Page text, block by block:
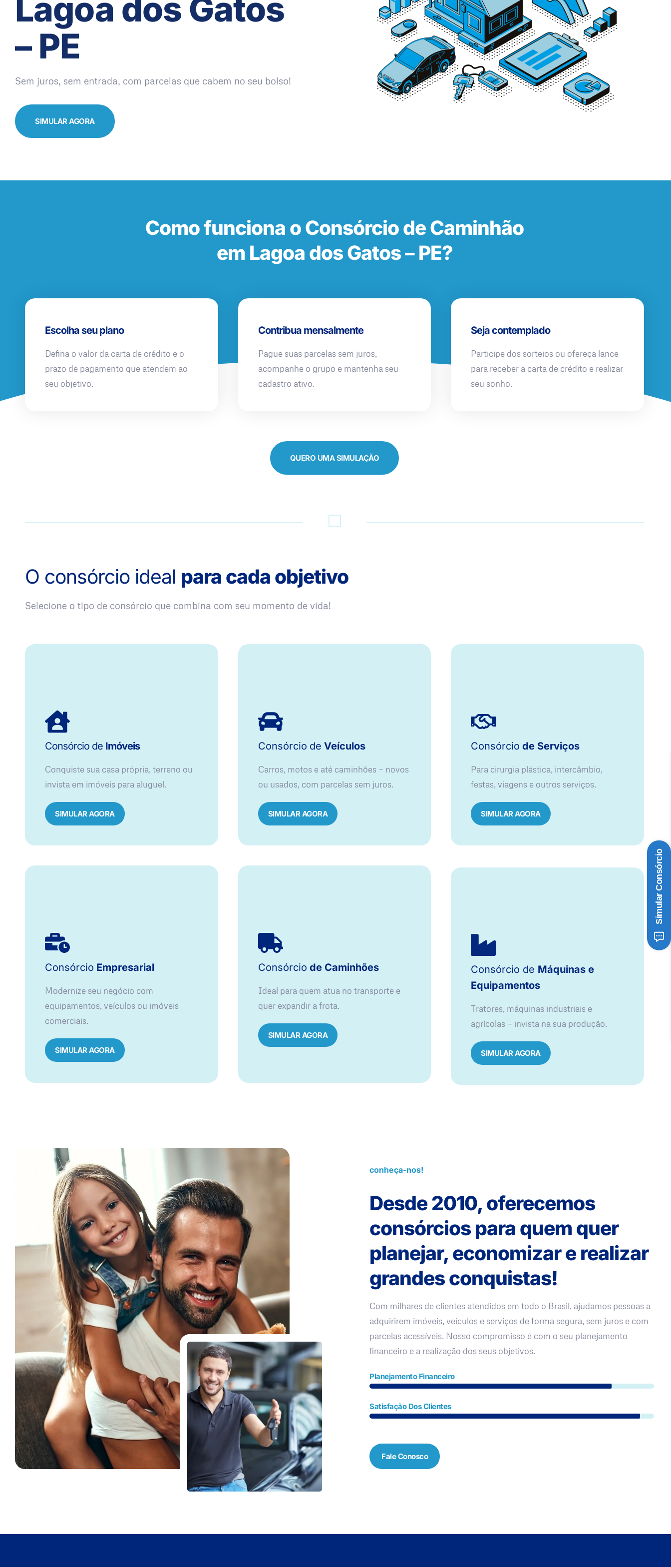
Lagoa dos Gatos
– PE
Sem juros, sem entrada, com parcelas que cabem no seu bolso!
SIMULAR AGORA
Como funciona o Consórcio de Caminhão
em Lagoa dos Gatos – PE?
Escolha seu plano
Defina o valor da carta de crédito e o
prazo de pagamento que atendem ao
seu objetivo.
Contribua mensalmente
Pague suas parcelas sem juros,
acompanhe o grupo e mantenha seu
cadastro ativo.
Seja contemplado
Participe dos sorteios ou ofereça lance
para receber a carta de crédito e realizar
seu sonho.
QUERO UMA SIMULAÇÃO
O consórcio ideal para cada objetivo
Selecione o tipo de consórcio que combina com seu momento de vida!
Consórcio de Imóveis
Conquiste sua casa própria, terreno ou
invista em imóveis para aluguel.
SIMULAR AGORA​
Consórcio de Veículos
Carros, motos e até caminhões — novos
ou usados, com parcelas sem juros.
SIMULAR AGORA
Consórcio de Serviços
Para cirurgia plástica, intercâmbio,
festas, viagens e outros serviços.
SIMULAR AGORA
Consórcio Empresarial
Modernize seu negócio com
equipamentos, veículos ou imóveis
comerciais.
SIMULAR AGORA
Consórcio de Caminhões
Ideal para quem atua no transporte e
quer expandir a frota.
SIMULAR AGORA
Consórcio de Máquinas e
Equipamentos
Tratores, máquinas industriais e
agrícolas — invista na sua produção.
SIMULAR AGORA
conheça-nos!
Desde 2010, oferecemos
consórcios para quem quer
planejar, economizar e realizar
grandes conquistas!
Com milhares de clientes atendidos em todo o Brasil, ajudamos pessoas a
adquirirem imóveis, veículos e serviços de forma segura, sem juros e com
parcelas acessíveis. Nosso compromisso é com o seu planejamento
financeiro e a realização dos seus objetivos.
Planejamento Financeiro
Satisfação Dos Clientes
Fale Conosco
Simular Consórcio